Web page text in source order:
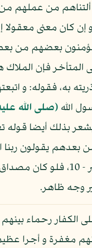
ألتناهم من
إن كان معنى معقولا
المؤمنون بعضهم
فإن الملاك
به، فقوله: و
الله (صلى الله
بذلك أيضا قوله
بعدهم يقولون ربنا
بالإيمان و لا تجعل في قلوبنا غلا للذين
وجه ظاهر.
الكفار رحماء
مغفرة و أجرا